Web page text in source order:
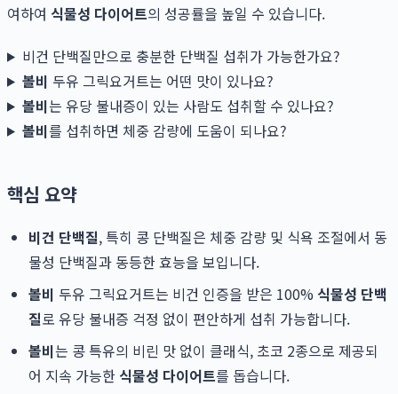
여하여 식물성 다이어트의 성공률을 높일 수 있습니다.
비건 단백질만으로 충분한 단백질 섭취가 가능한가요?
볼비 두유 그릭요거트는 어떤 맛이 있나요?
볼비는 유당 불내증이 있는 사람도 섭취할 수 있나요?
볼비를 섭취하면 체중 감량에 도움이 되나요?
핵심 요약
비건 단백질, 특히 콩 단백질은 체중 감량 및 식욕 조절에서 동
물성 단백질과 동등한 효능을 보입니다.
볼비 두유 그릭요거트는 비건 인증을 받은 100% 식물성 단백
질로 유당 불내증 걱정 없이 편안하게 섭취 가능합니다.
볼비는 콩 특유의 비린 맛 없이 클래식, 초코 2종으로 제공되
어 지속 가능한 식물성 다이어트를 돕습니다.